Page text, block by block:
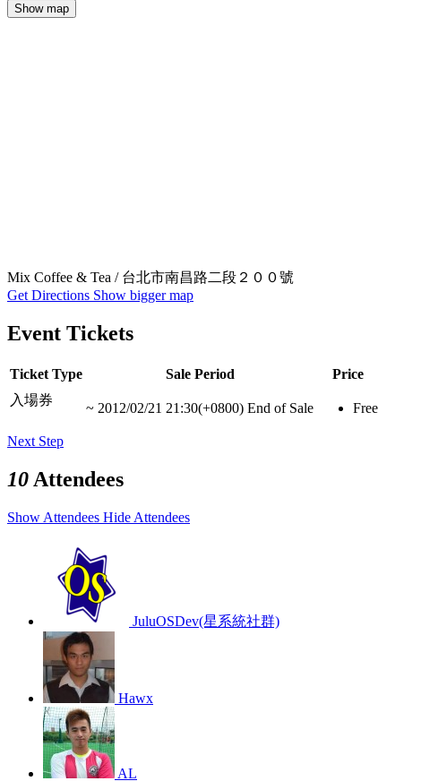
Show map
Mix Coffee & Tea / 台北市南昌路二段２００號
Get Directions Show bigger map
Event Tickets
Ticket Type Sale Period
Price
入場券
~ 2012/02/21 21:30(+0800) End of Sale Free
Next Step
10 Attendees
Show Attendees Hide Attendees
JuluOSDev(星系統社群)
Hawx
AL